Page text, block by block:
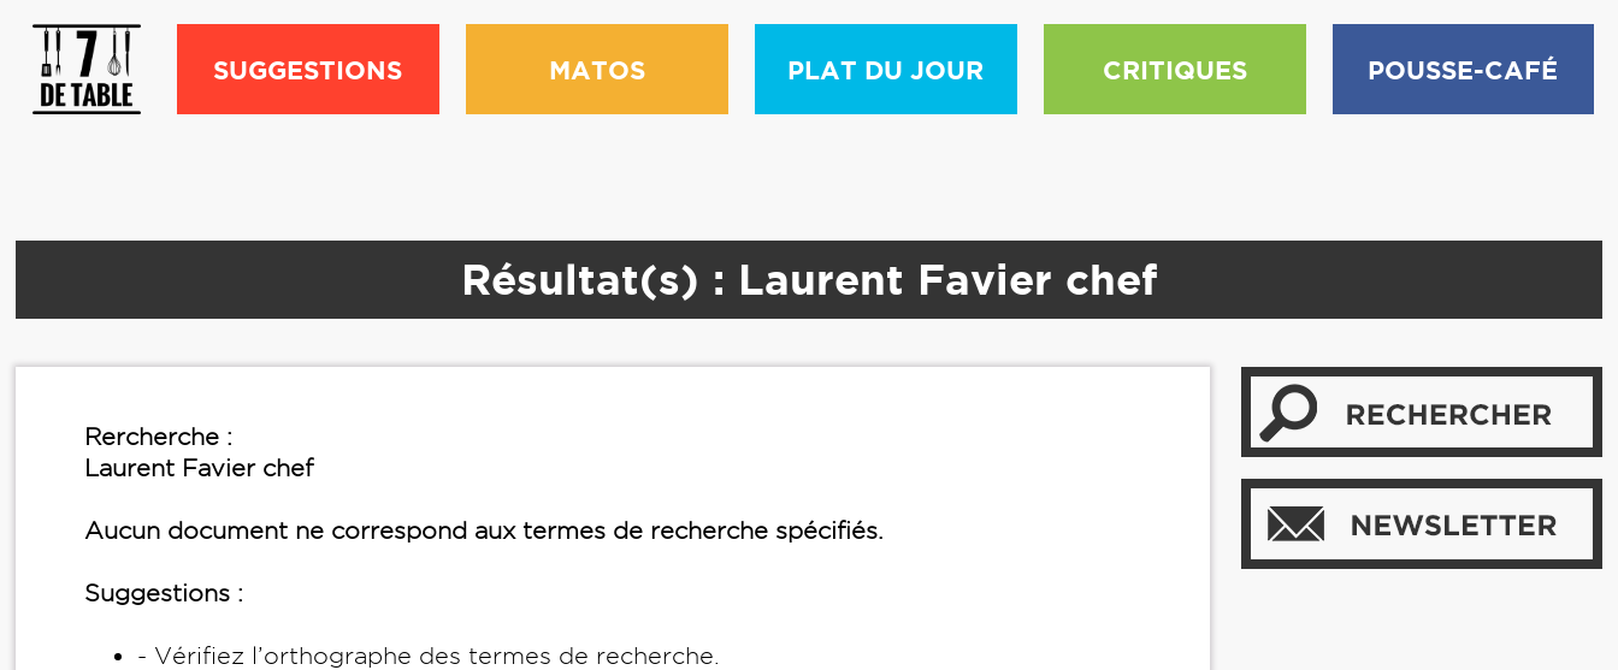
SUGGESTIONS MATOS PLAT DU JOUR CRITIQUES POUSSE-CAFÉ
Résultat(s) : Laurent Favier chef
Rercherche :
Laurent Favier chef
Aucun document ne correspond aux termes de recherche spécifiés.
Suggestions :
- Vérifiez l’orthographe des termes de recherche.